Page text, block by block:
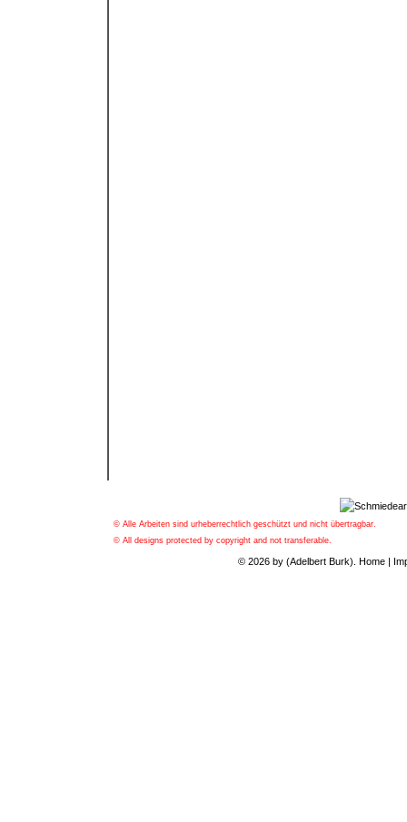
© Alle Arbeiten sind urheberrechtlich geschützt und nicht übertragbar.
© All designs protected by copyright and not transferable.
© 2026 by (Adelbert Burk). Home|